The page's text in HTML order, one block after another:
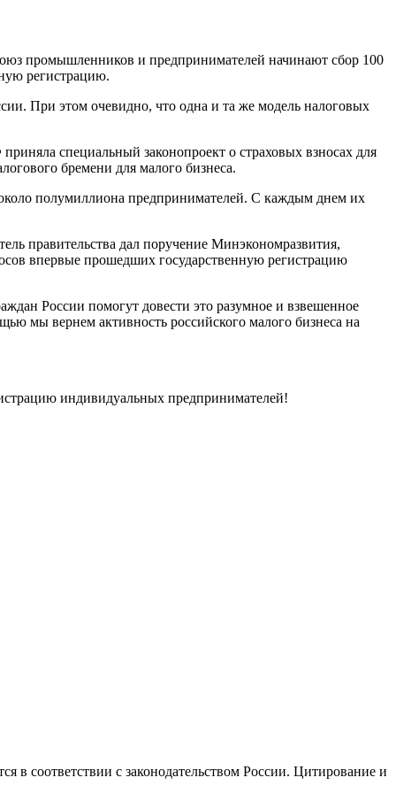
промышленников и предпринимателей начинают сбор 100
регистрацию.
При этом очевидно, что одна и та же модель налоговых
специальный законопроект о страховых взносах для
бремени для малого бизнеса.
полумиллиона предпринимателей. С каждым днем их
правительства дал поручение Минэкономразвития,
впервые прошедших государственную регистрацию
России помогут довести это разумное и взвешенное
мы вернем активность российского малого бизнеса на
индивидуальных предпринимателей!
в соответствии с законодательством России. Цитирование и